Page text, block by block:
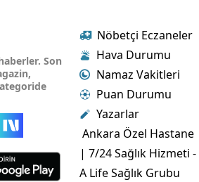
Savcılar Isim Listesi
Son
Nöbetçi Eczaneler
Hava Durumu
Namaz Vakitleri
Puan Durumu
Yazarlar
Ankara Özel Hastane
| 7/24 Sağlık Hizmeti -
A Life Sağlık Grubu